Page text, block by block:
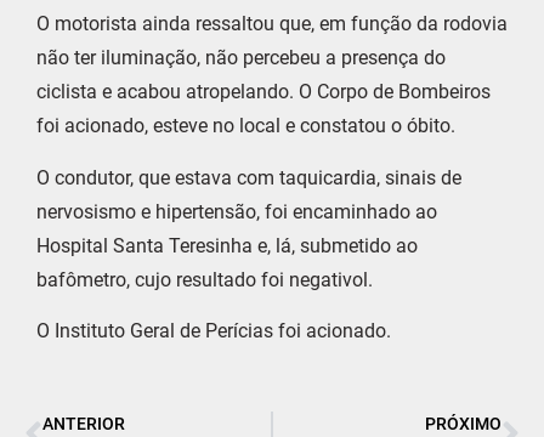
O motorista ainda ressaltou que, em função da rodovia
não ter iluminação, não percebeu a presença do
ciclista e acabou atropelando. O Corpo de Bombeiros
foi acionado, esteve no local e constatou o óbito.
O condutor, que estava com taquicardia, sinais de
nervosismo e hipertensão, foi encaminhado ao
Hospital Santa Teresinha e, lá, submetido ao
bafômetro, cujo resultado foi negativol.
O Instituto Geral de Perícias foi acionado.
ANTERIOR PRÓXIMO